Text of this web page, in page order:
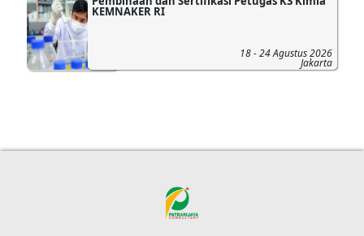
KEMNAKER RI
18 - 24 Agustus 2026
Jakarta